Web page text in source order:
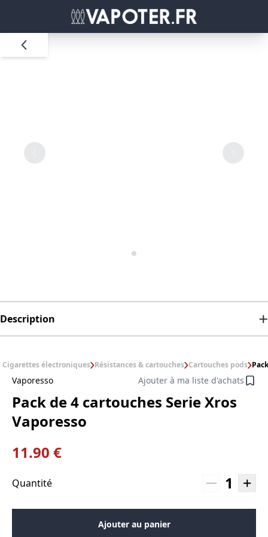
Description
Cigarettes électroniques Résistances & cartouches Cartouches pods
Vaporesso Ajouter à ma liste d'achats
Pack de 4 cartouches Serie Xros
Vaporesso
11.90 €
Quantité 1
Ajouter au panier